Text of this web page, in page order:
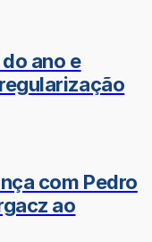
ano e
com Pedro
ao